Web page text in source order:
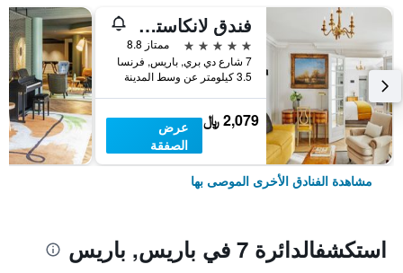
فندق لانكاستر باريس شانزليزيه
5 نجوم
ممتاز 8.8
7 شارع دي بري, باريس, فرنسا
3.5 كيلومتر عن وسط المدينة
2,079 ﷼
عرض
الصفقة
مشاهدة الفنادق الأخرى الموصى بها
استكشفالدائرة 7 في باريس, باريس